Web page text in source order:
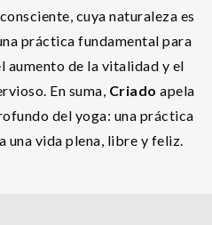
cuya naturaleza es
práctica fundamental para
aumento de la vitalidad y el
En suma, Criado apela
del yoga: una práctica
vida plena, libre y feliz.